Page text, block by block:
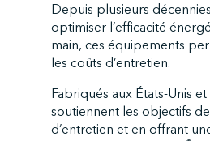
Depuis plusieurs
optimiser l’efficacité
main, ces équipements
les coûts d’entretien.
Fabriqués aux États-Unis
soutiennent les objectifs
d’entretien et en offrant